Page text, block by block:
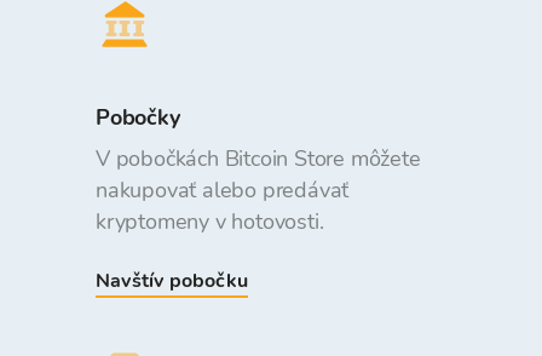
Pobočky
V pobočkách Bitcoin Store môžete
nakupovať alebo predávať
kryptomeny v hotovosti.
Navštív pobočku